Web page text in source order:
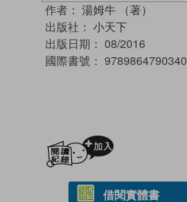
作者： 湯姆牛 （著）
出版社： 小天下
出版日期： 08/2016
國際書號： 9789864790340
借閱實體書